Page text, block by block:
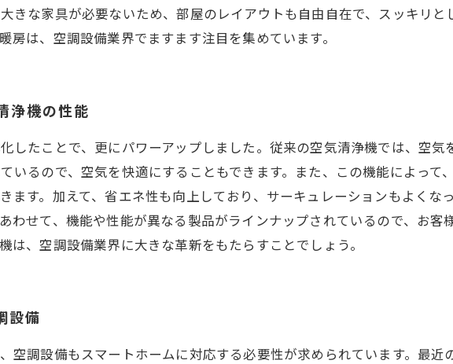
きな家具が必要ないため、部屋のレイアウトも自由自在で、スッキリと
は、空調設備業界でますます注目を集めています。
浄機の性能
したことで、更にパワーアップしました。従来の空気清浄機では、空気
いるので、空気を快適にすることもできます。また、この機能によって
ます。加えて、省エネ性も向上しており、サーキュレーションもよくな
わせて、機能や性能が異なる製品がラインナップされているので、お客
、空調設備業界に大きな革新をもたらすことでしょう。
設備
空調設備もスマートホームに対応する必要性が求められています。最